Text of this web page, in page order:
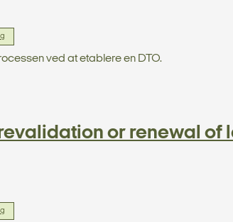
ved at etablere en DTO.
or renewal of